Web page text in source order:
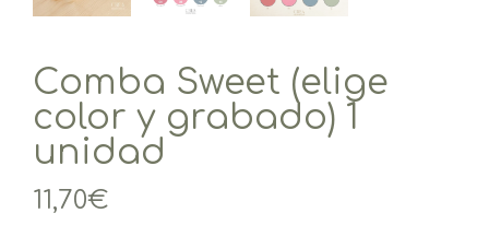
Comba Sweet (elige
color y grabado) 1
unidad
11,70€